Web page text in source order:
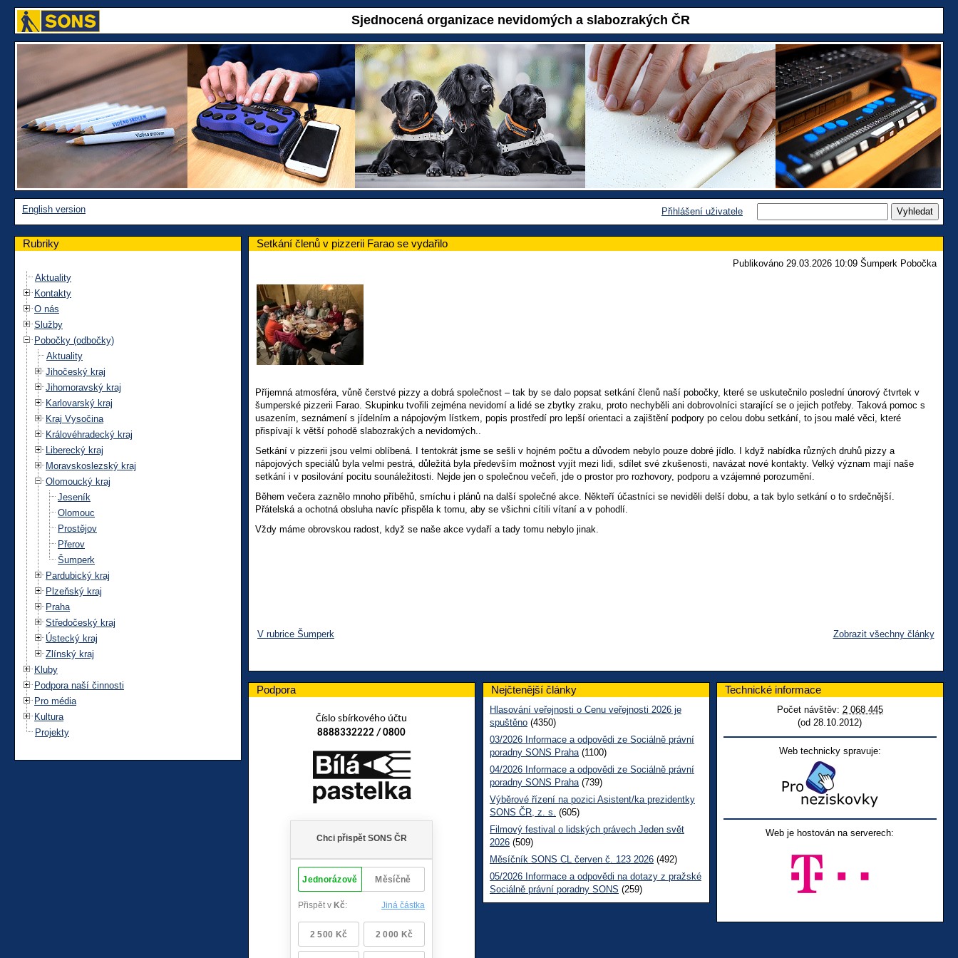
Sjednocená organizace nevidomých a slabozrakých ČR
English version Přihlášení uživatele
Rubriky
Aktuality
Kontakty
O nás
Služby
Pobočky (odbočky)
Aktuality
Jihočeský kraj
Jihomoravský kraj
Karlovarský kraj
Kraj Vysočina
Královéhradecký kraj
Liberecký kraj
Moravskoslezský kraj
Olomoucký kraj
Jeseník
Olomouc
Prostějov
Přerov
Šumperk
Pardubický kraj
Plzeňský kraj
Praha
Středočeský kraj
Ústecký kraj
Zlínský kraj
Kluby
Podpora naší činnosti
Pro média
Kultura
Projekty
Setkání členů v pizzerii Farao se vydařilo
Publikováno 29.03.2026 10:09 Šumperk Pobočka
Příjemná atmosféra, vůně čerstvé pizzy a dobrá společnost – tak by se dalo popsat setkání členů naší pobočky, které se uskutečnilo poslední únorový čtvrtek v
šumperské pizzerii Farao. Skupinku tvořili zejména nevidomí a lidé se zbytky zraku, proto nechyběli ani dobrovolníci starající se o jejich potřeby. Taková pomoc s
usazením, seznámení s jídelním a nápojovým lístkem, popis prostředí pro lepší orientaci a zajištění podpory po celou dobu setkání, to jsou malé věci, které
přispívají k větší pohodě slabozrakých a nevidomých..
Setkání v pizzerii jsou velmi oblíbená. I tentokrát jsme se sešli v hojném počtu a důvodem nebylo pouze dobré jídlo. I když nabídka různých druhů pizzy a
nápojových speciálů byla velmi pestrá, důležitá byla především možnost vyjít mezi lidi, sdílet své zkušenosti, navázat nové kontakty. Velký význam mají naše
setkání i v posilování pocitu sounáležitosti. Nejde jen o společnou večeři, jde o prostor pro rozhovory, podporu a vzájemné porozumění.
Během večera zaznělo mnoho příběhů, smíchu i plánů na další společné akce. Někteří účastníci se neviděli delší dobu, a tak bylo setkání o to srdečnější.
Přátelská a ochotná obsluha navíc přispěla k tomu, aby se všichni cítili vítaní a v pohodlí.
Vždy máme obrovskou radost, když se naše akce vydaří a tady tomu nebylo jinak.
V rubrice Šumperk Zobrazit všechny články
Podpora
Číslo sbírkového účtu
8888332222 / 0800
Nejčtenější články
Hlasování veřejnosti o Cenu veřejnosti 2026 je
spuštěno (4350)
03/2026 Informace a odpovědi ze Sociálně právní
poradny SONS Praha (1100)
04/2026 Informace a odpovědi ze Sociálně právní
poradny SONS Praha (739)
Výběrové řízení na pozici Asistent/ka prezidentky
SONS ČR, z. s. (605)
Filmový festival o lidských právech Jeden svět
2026 (509)
Měsíčník SONS CL červen č. 123 2026 (492)
05/2026 Informace a odpovědi na dotazy z pražské
Sociálně právní poradny SONS (259)
Technické informace
Počet návštěv: 2 068 445
(od 28.10.2012)
Web technicky spravuje:
Web je hostován na serverech: